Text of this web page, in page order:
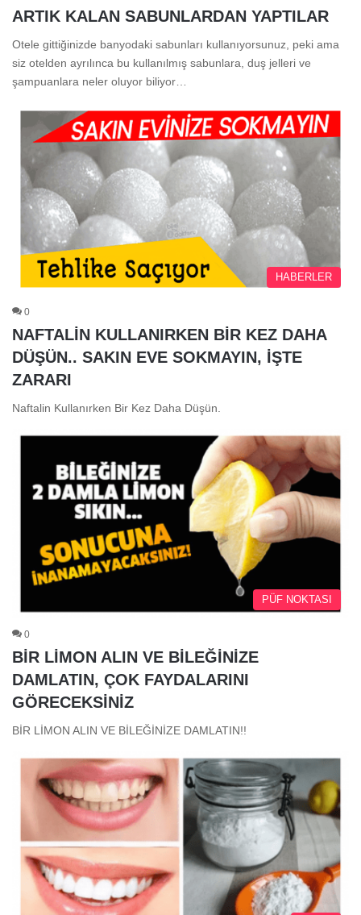
ARTIK KALAN SABUNLARDAN YAPTILAR
Otele gittiğinizde banyodaki sabunları kullanıyorsunuz, peki ama
siz otelden ayrılınca bu kullanılmış sabunlara, duş jelleri ve
şampuanlara neler oluyor biliyor…
HABERLER
0
NAFTALİN KULLANIRKEN BİR KEZ DAHA
DÜŞÜN.. SAKIN EVE SOKMAYIN, İŞTE
ZARARI
Naftalin Kullanırken Bir Kez Daha Düşün.
PÜF NOKTASI
0
BİR LİMON ALIN VE BİLEĞİNİZE
DAMLATIN, ÇOK FAYDALARINI
GÖRECEKSİNİZ
BİR LİMON ALIN VE BİLEĞİNİZE DAMLATIN!!